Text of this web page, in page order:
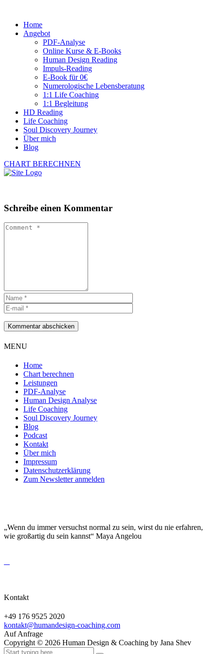
Home
Angebot
PDF-Analyse
Online Kurse & E-Books
Human Design Reading
Impuls-Reading
E-Book für 0€
Numerologische Lebensberatung
1:1 Life Coaching
1:1 Begleitung
HD Reading
Life Coaching
Soul Discovery Journey
Über mich
Blog
CHART BERECHNEN
Schreibe einen Kommentar
Kommentar abschicken
MENU
Home
Chart berechnen
Leistungen
PDF-Analyse
Human Design Analyse
Life Coaching
Soul Discovery Journey
Blog
Podcast
Kontakt
Über mich
Impressum
Datenschutzerklärung
Zum Newsletter anmelden
„Wenn du immer versuchst normal zu sein, wirst du nie erfahren,
wie großartig du sein kannst“ Maya Angelou
Kontakt
+49 176 9525 2020
kontakt@humandesign-coaching.com
Auf Anfrage
Copyright © 2026 Human Design & Coaching by Jana Shev